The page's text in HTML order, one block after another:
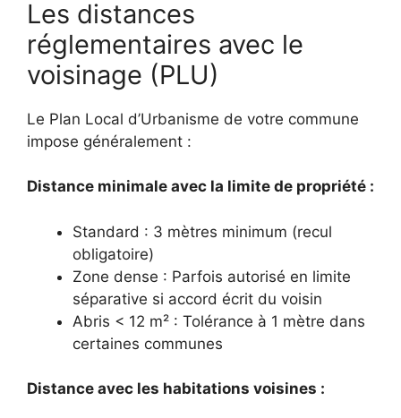
Les distances
réglementaires avec le
voisinage (PLU)
Le Plan Local d’Urbanisme de votre commune
impose généralement :
Distance minimale avec la limite de propriété :
Standard : 3 mètres minimum (recul
obligatoire)
Zone dense : Parfois autorisé en limite
séparative si accord écrit du voisin
Abris < 12 m² : Tolérance à 1 mètre dans
certaines communes
Distance avec les habitations voisines :